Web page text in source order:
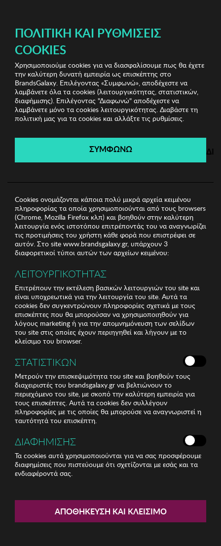
Beauty Clearance Φροντίδα Σώματος
Fluff Coconut
& Raspberry Hydrating Gel 150ml
Beauty Clearance
Λήγει σε: 00ημέρες | 00ώρες 00λεπτά 00δευτ.
Fluff Coconut & Raspberry
ΠΟΛΙΤΙΚΉ ΚΑΙ ΡΥΘΜΊΣΕΙΣ
COOKIES
Χρησιμοποιούμε cookies για να διασφαλίσουμε πως θα έχετε
την καλύτερη δυνατή εμπειρία ως επισκέπτης στο
BrandsGalaxy. Επιλέγοντας «Συμφωνώ», αποδέχεστε να
λαμβάνετε όλα τα cookies (λειτουργικότητας, στατιστικών,
διαφήμισης). Επιλέγοντας "Διαφωνώ" αποδέχεστε να
λαμβάνετε μόνο τα cookies λειτουργικότητας. Διαβάστε τη
πολιτική μας για τα cookies και αλλάξτε τις ρυθμίσεις.
ΣΥΜΦΩΝΩ
Cookies ονομάζονται κάποια πολύ μικρά αρχεία κειμένου
πληροφορίας τα οποία χρησιμοποιούνται από τους browsers
(Chrome, Mozilla Firefox κλπ) και βοηθούν στην καλύτερη
λειτουργία ενός ιστοτόπου επιτρέποντάς του να αναγνωρίζει
τις προτιμήσεις του χρήστη κάθε φορά που επιστρέφει σε
αυτόν. Στο site www.brandsgalaxy.gr, υπάρχουν 3
διαφορετικοί τύποι αυτών των αρχείων κειμένου:
ΛΕΙΤΟΥΡΓΙΚΟΤΗΤΑΣ
Επιτρέπουν την εκτέλεση βασικών λειτουργιών του site και
είναι υποχρεωτικά για την λειτουργία του site. Αυτά τα
cookies δεν συγκεντρώνουν πληροφορίες σχετικά με τους
επισκέπτες που θα μπορούσαν να χρησιμοποιηθούν για
λόγους marketing ή για την απομνημόνευση των σελίδων
του site στις οποίες έχουν περιηγηθεί και λήγουν με το
κλείσιμο του browser.
ΣΤΑΤΙΣΤΙΚΩΝ
Μετρούν την επισκεψιμότητα του site και βοηθούν τους
διαχειριστές του brandsgalaxy.gr να βελτιώνουν το
περιεχόμενο του site, με σκοπό την καλύτερη εμπειρία για
τους επισκέπτες. Αυτά τα cookies δεν συλλέγουν
πληροφορίες με τις οποίες θα μπορούσε να αναγνωριστεί η
ταυτότητά του επισκέπτη.
ΔΙΑΦΗΜΙΣΗΣ
Τα cookies αυτά χρησιμοποιούνται για να σας προσφέρουμε
διαφημίσεις που πιστεύουμε ότι σχετίζονται με εσάς και τα
ενδιαφέροντά σας.
ΑΠΟΘΉΚΕΥΣΗ ΚΑΙ ΚΛΕΊΣΙΜΟ